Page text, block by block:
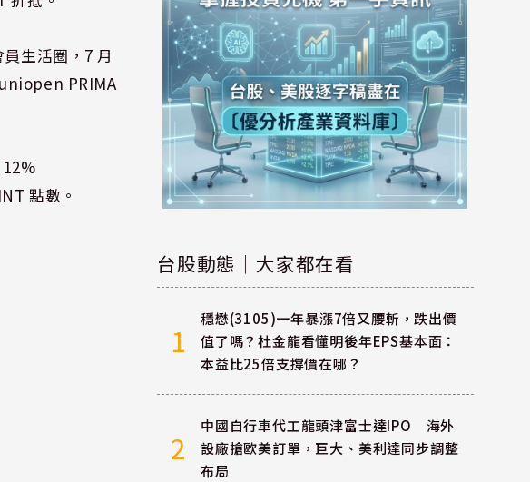
生活圈，7 月
PRIMA
點數。
台股動態｜大家都在看
1
穩懋(3105)一年暴漲7倍又腰斬，跌出價
值了嗎？杜金龍看懂明後年EPS基本面：
本益比25倍支撐價在哪？
2
中國自行車代工龍頭津富士達IPO 海外
設廠搶歐美訂單，巨大、美利達同步調整
布局